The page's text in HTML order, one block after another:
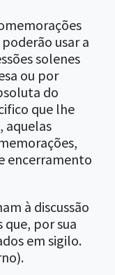
usar a
solenes
ou por
do
que lhe
aquelas
encerramento
à discussão
que, por sua
em sigilo.